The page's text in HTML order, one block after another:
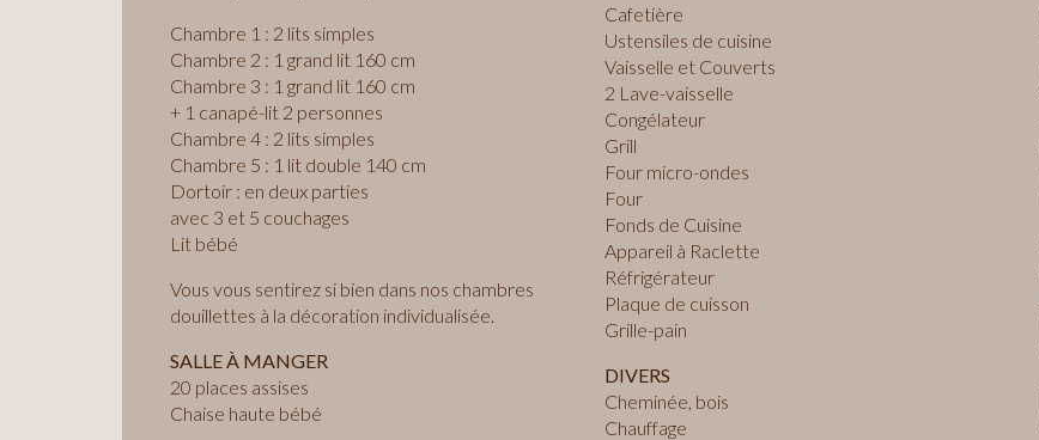
Chambre 1 : 2 lits simples
Chambre 2 : 1 grand lit 160 cm
Chambre 3 : 1 grand lit 160 cm
+ 1 canapé-lit 2 personnes
Chambre 4 : 2 lits simples
Chambre 5 : 1 lit double 140 cm
Dortoir : en deux parties
avec 3 et 5 couchages
Lit bébé
Vous vous sentirez si bien dans nos chambres
douillettes à la décoration individualisée.
SALLE À MANGER
20 places assises
Chaise haute bébé
Cafetière
Ustensiles de cuisine
Vaisselle et Couverts
2 Lave-vaisselle
Congélateur
Grill
Four micro-ondes
Four
Fonds de Cuisine
Appareil à Raclette
Réfrigérateur
Plaque de cuisson
Grille-pain
DIVERS
Cheminée, bois
Chauffage